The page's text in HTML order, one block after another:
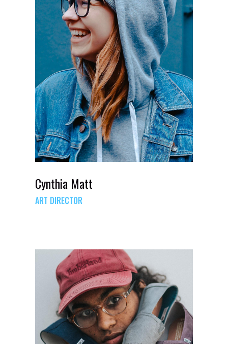
Cynthia Matt
ART DIRECTOR